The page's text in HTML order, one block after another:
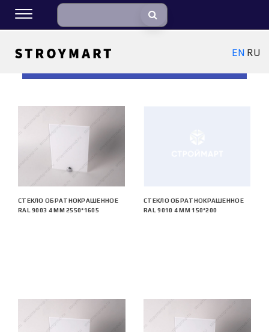
EN RU
СТЕКЛО ОБРАТНОКРАШЕННОЕ
RAL 9003 4 ММ 2550*1605
СТЕКЛО ОБРАТНОКРАШЕННОЕ
RAL 9010 4 ММ 150*200